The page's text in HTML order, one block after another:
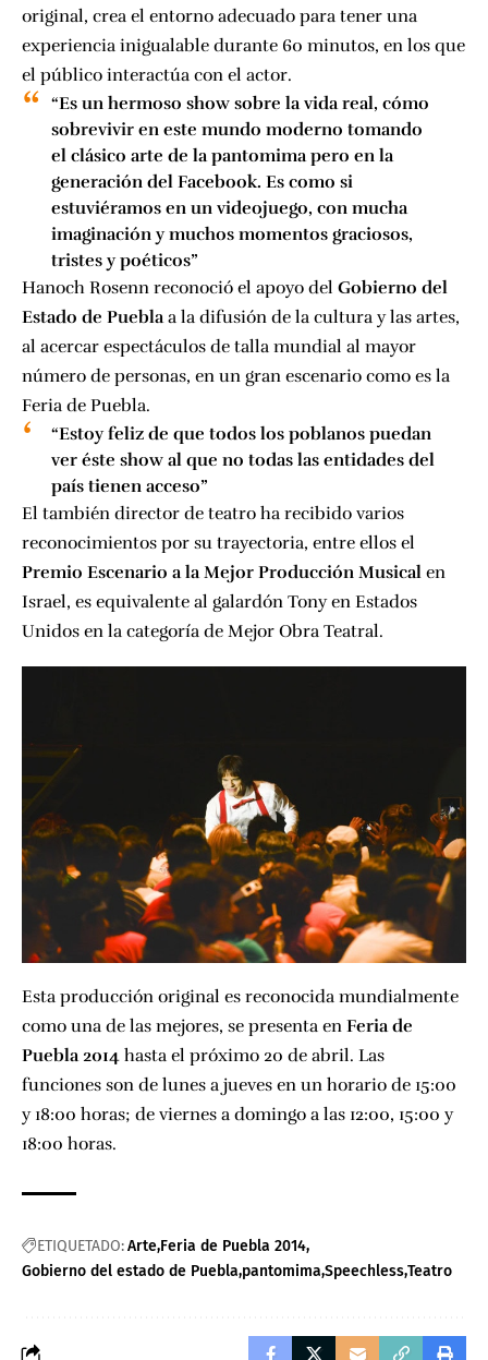
original, crea el entorno adecuado para tener una
experiencia inigualable durante 60 minutos, en los que
el público interactúa con el actor.
“Es un hermoso show sobre la vida real, cómo
sobrevivir en este mundo moderno tomando
el clásico arte de la pantomima pero en la
generación del Facebook. Es como si
estuviéramos en un videojuego, con mucha
imaginación y muchos momentos graciosos,
tristes y poéticos”
Hanoch Rosenn reconoció el apoyo del Gobierno del
Estado de Pueblaa la difusión de la cultura y las artes,
al acercar espectáculos de talla mundial al mayor
número de personas, en un gran escenario como es la
Feria de Puebla.
“Estoy feliz de que todos los poblanos puedan
ver éste show al que no todas las entidades del
país tienen acceso”
El también director de teatro ha recibido varios
reconocimientos por su trayectoria, entre ellos el
Premio Escenario a la Mejor Producción Musical en
Israel, es equivalente al galardón Tony en Estados
Unidos en la categoría de Mejor Obra Teatral.
Esta producción original es reconocida mundialmente
como una de las mejores, se presenta en Feria de
Puebla 2014 hasta el próximo 20 de abril. Las
funciones son de lunes a jueves en un horario de 15:00
y 18:00 horas; de viernes a domingo a las 12:00, 15:00 y
18:00 horas.
ETIQUETADO:Arte Feria de Puebla 2014
Gobierno del estado de Puebla pantomima SpeechlessTeatro